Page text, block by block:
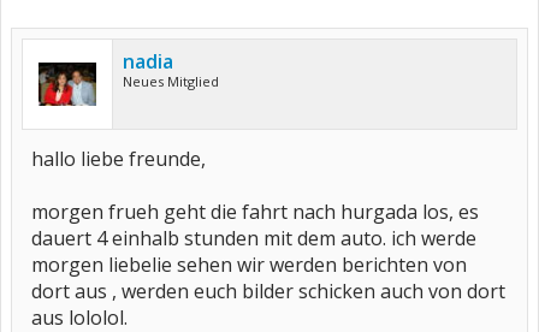
nadia
Neues Mitglied
hallo liebe freunde,
morgen frueh geht die fahrt nach hurgada los, es
dauert 4 einhalb stunden mit dem auto. ich werde
morgen liebelie sehen wir werden berichten von
dort aus , werden euch bilder schicken auch von dort
aus lololol.